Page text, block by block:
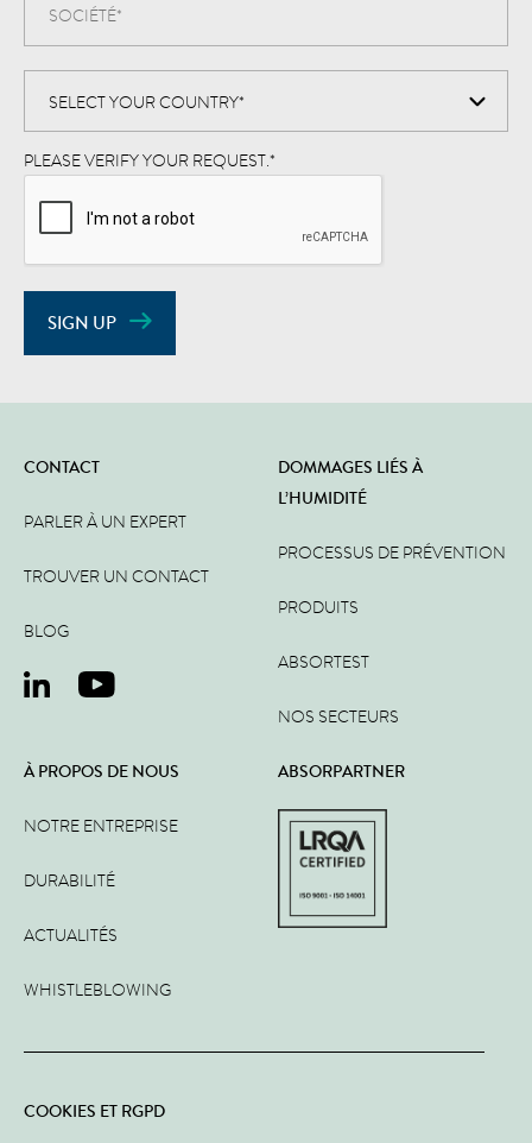
PLEASE VERIFY YOUR REQUEST.*
SIGN UP
CONTACT
PARLER À UN EXPERT
TROUVER UN CONTACT
BLOG
DOMMAGES LIÉS À
L’HUMIDITÉ
PROCESSUS DE PRÉVENTION
PRODUITS
ABSORTEST
NOS SECTEURS
À PROPOS DE NOUS
NOTRE ENTREPRISE
DURABILITÉ
ACTUALITÉS
WHISTLEBLOWING
ABSORPARTNER
COOKIES ET RGPD